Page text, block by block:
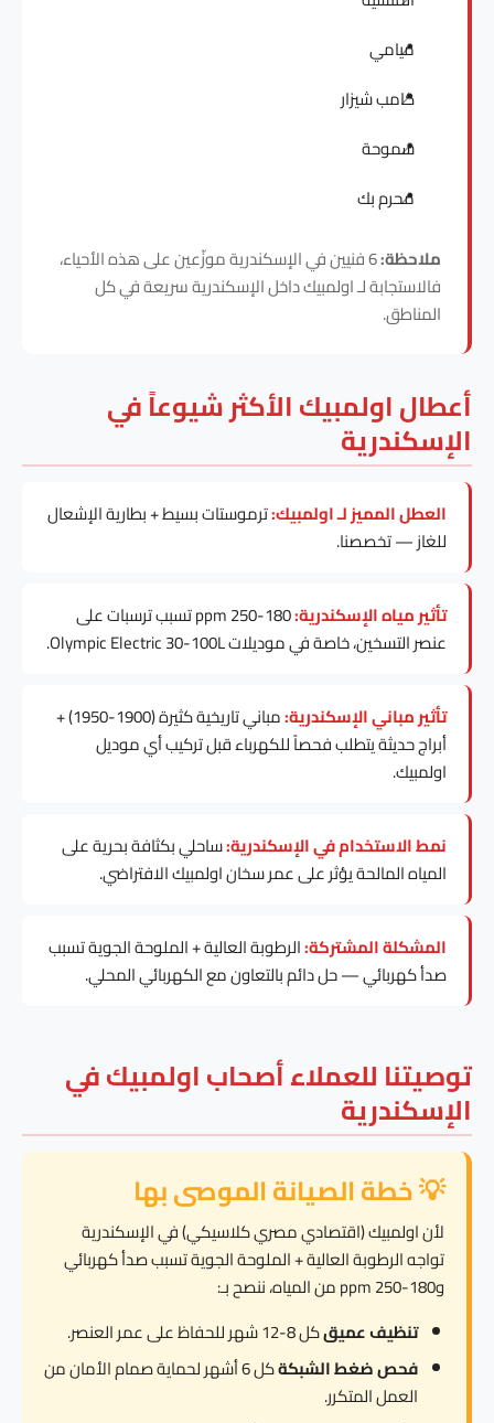
ميامي
كامب شيزار
سموحة
محرم بك
ملاحظة: 6 فنيين في الإسكندرية موزّعين على هذه الأحياء،
فالاستجابة لـ اولمبيك داخل الإسكندرية سريعة في كل
المناطق.
أعطال اولمبيك الأكثر شيوعاً في
الإسكندرية
العطل المميز لـ اولمبيك:ترموستات بسيط + بطارية الإشعال
للغاز — تخصصنا.
تأثير مياه الإسكندرية:
180-250 ppm تسبب ترسبات على
عنصر التسخين، خاصة في موديلات Olympic Electric 30-100L.
تأثير مباني الإسكندرية:
مباني تاريخية كثيرة (1900-1950) +
أبراج حديثة يتطلب فحصاً للكهرباء قبل تركيب أي موديل
اولمبيك.
نمط الاستخدام في الإسكندرية:ساحلي بكثافة بحرية على
المياه المالحة يؤثر على عمر سخان اولمبيك الافتراضي.
المشكلة المشتركة:الرطوبة العالية + الملوحة الجوية تسبب
صدأ كهربائي — حل دائم بالتعاون مع الكهربائي المحلي.
توصيتنا للعملاء أصحاب اولمبيك في
الإسكندرية
💡 خطة الصيانة الموصى بها
لأن اولمبيك (اقتصادي مصري كلاسيكي) في الإسكندرية
تواجه الرطوبة العالية + الملوحة الجوية تسبب صدأ كهربائي
و180-250 ppm من المياه، ننصح بـ:
تنظيف عميقكل 8-12 شهر للحفاظ على عمر العنصر.
فحص ضغط الشبكة
كل 6 أشهر لحماية صمام الأمان من
العمل المتكرر.